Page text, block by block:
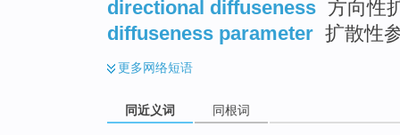
directional diffuseness 方向性
diffuseness parameter 扩散性
更多网络短语
同近义词 同根词